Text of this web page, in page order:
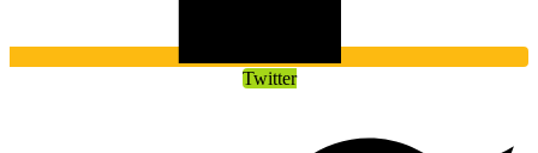
Twitter